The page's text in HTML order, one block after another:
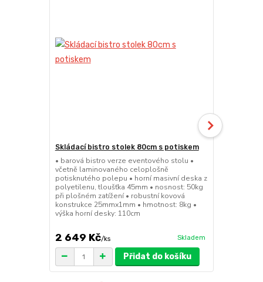
Skládací bistro stolek 80cm s potiskem
• barová bistro verze eventového stolu •
včetně laminovaného celoplošně
potisknutého polepu • horní masivní deska z
polyetilenu, tloušťka 45mm • nosnost: 50kg
při plošném zatížení • robustní kovová
konstrukce 25mmx1mm • hmotnost: 8kg •
výška horní desky: 110cm
2 649 Kč/ks Skladem
Přidat do košíku